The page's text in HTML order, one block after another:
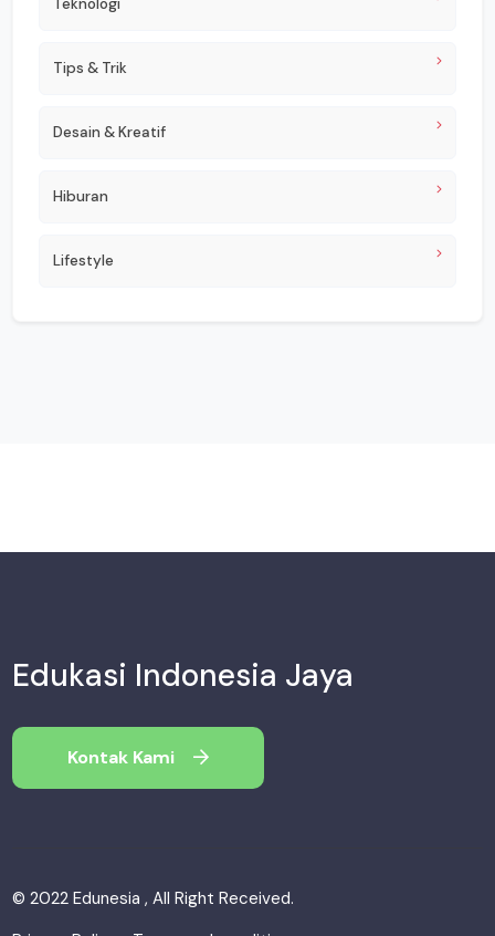
Tips & Trik
Desain & Kreatif
Hiburan
Lifestyle
Edukasi Indonesia Jaya
Kontak Kami
© 2022 Edunesia , All Right Received.